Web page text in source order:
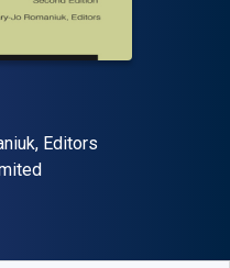
Editors
13 9781440852039"